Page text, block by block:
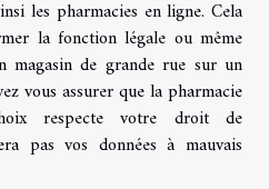
les pharmacies en ligne. Cela
la fonction légale ou même
magasin de grande rue sur un
vous assurer que la pharmacie
respecte votre droit de
pas vos données à mauvais